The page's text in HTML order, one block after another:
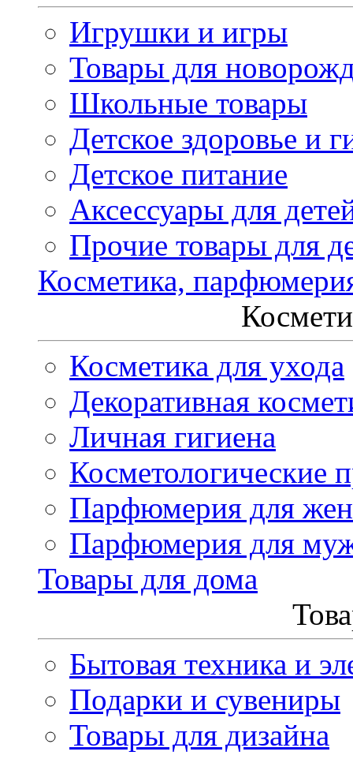
Игрушки и игры
Товары для
Школьные товары
Детское здоровье и
Детское питание
Аксессуары для
Прочие товары для
Косметика,
Косметика для ухода
Декоративная
Личная гигиена
Косметологические
Парфюмерия для
Парфюмерия для
Товары для дома
Бытовая техника и
Подарки и сувениры
Товары для дизайна